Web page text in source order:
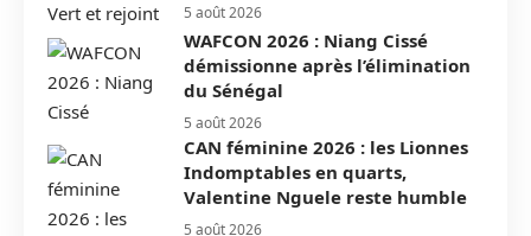
5 août 2026
WAFCON 2026 : Niang Cissé
démissionne après l’élimination
du Sénégal
5 août 2026
CAN féminine 2026 : les Lionnes
Indomptables en quarts,
Valentine Nguele reste humble
5 août 2026